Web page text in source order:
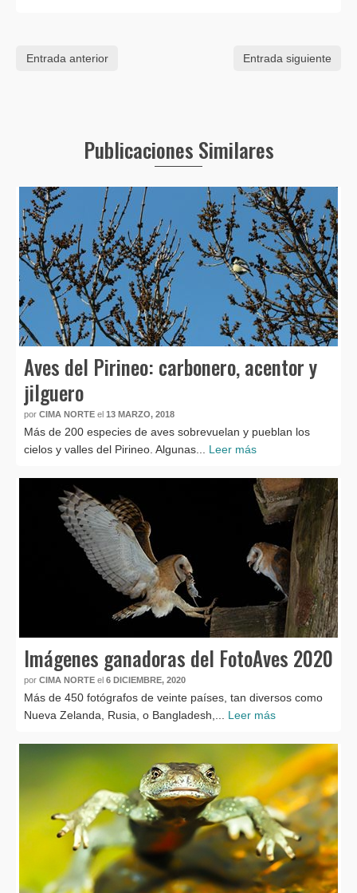
Entrada anterior Entrada siguiente
Publicaciones Similares
Aves del Pirineo: carbonero, acentor y
jilguero
por CIMA NORTE el 13 MARZO, 2018
Más de 200 especies de aves sobrevuelan y pueblan los
cielos y valles del Pirineo. Algunas... Leer más
Imágenes ganadoras del FotoAves 2020
por CIMA NORTE el 6 DICIEMBRE, 2020
Más de 450 fotógrafos de veinte países, tan diversos como
Nueva Zelanda, Rusia, o Bangladesh,... Leer más